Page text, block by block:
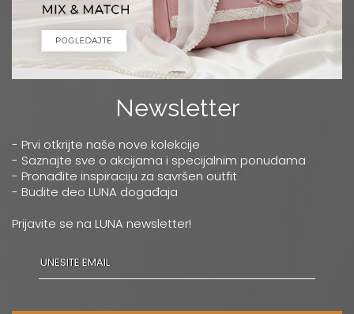
Newsletter
- Prvi otkrijte naše nove kolekcije
- Saznajte sve o akcijama i specijalnim ponudama
- Pronađite inspiraciju za savršen outfit
- Budite deo LUNA događaja
Prijavite se na LUNA newsletter!